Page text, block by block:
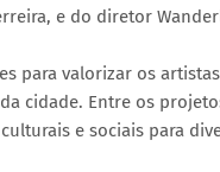
e do diretor
para valorizar os
cidade. Entre os
e sociais para